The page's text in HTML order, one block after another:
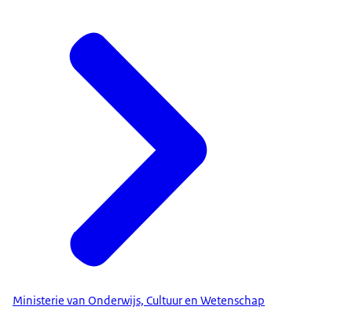
Ministerie van Onderwijs, Cultuur en Wetenschap